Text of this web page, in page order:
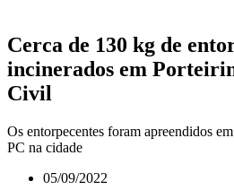
Cerca de 130 kg de
incinerados em
Civil
Os entorpecentes foram apreendidos
PC na cidade
05/09/2022